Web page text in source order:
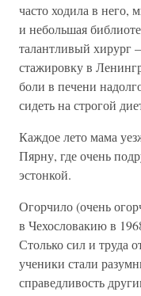
часто ходила в него,
и небольшая
талантливый
стажировку в
боли в печени
сидеть на строгой
Каждое лето мама
Пярну, где очень
эстонкой.
Огорчило (очень
в Чехословакию в
Столько сил и труда
ученики стали
справедливость